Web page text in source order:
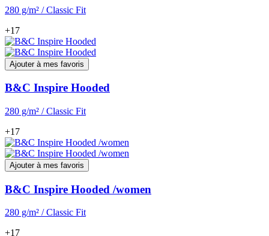
280 g/m² / Classic Fit
+17
Ajouter à mes favoris
B&C Inspire Hooded
280 g/m² / Classic Fit
+17
Ajouter à mes favoris
B&C Inspire Hooded /women
280 g/m² / Classic Fit
+17